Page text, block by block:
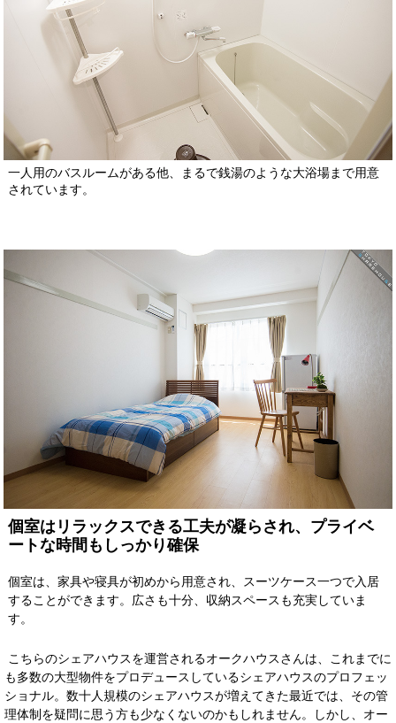
一人用のバスルームがある他、まるで銭湯のような大浴場まで用意
されています。
個室はリラックスできる工夫が凝らされ、プライベ
ートな時間もしっかり確保
個室は、家具や寝具が初めから用意され、スーツケース一つで入居
することができます。広さも十分、収納スペースも充実していま
す。
こちらのシェアハウスを運営されるオークハウスさんは、これまでに
も多数の大型物件をプロデュースしているシェアハウスのプロフェッ
ショナル。数十人規模のシェアハウスが増えてきた最近では、その管
理体制を疑問に思う方も少なくないのかもしれません。しかし、オー